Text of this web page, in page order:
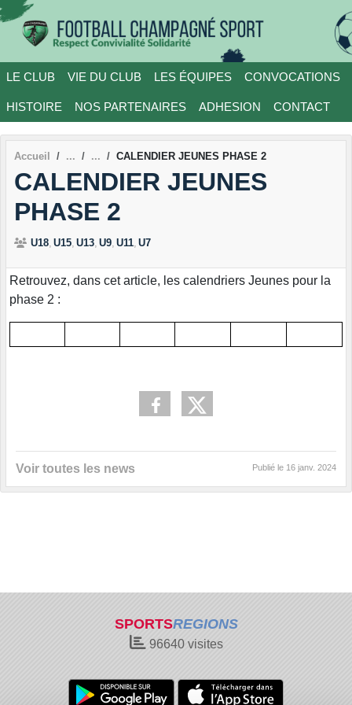
LE CLUB VIE DU CLUB LES ÉQUIPES CONVOCATIONS
HISTOIRE NOS PARTENAIRES ADHESION CONTACT
Accueil CALENDIER JEUNES PHASE 2
CALENDIER JEUNES
PHASE 2
U18 U15 U13 U9 U11 U7
Retrouvez, dans cet article, les calendriers Jeunes pour la
phase 2 :
Voir toutes les news Publié le 16 janv. 2024
SPORTSREGIONS
96640visites
Panneau de gestion des cookies